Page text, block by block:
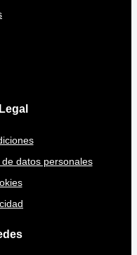
datos personales